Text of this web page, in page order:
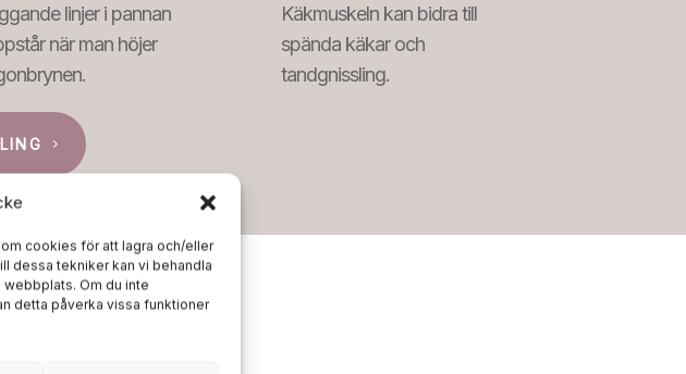
cookies för att lagra och/eller
dessa tekniker kan vi behandla
Om du inte
detta påverka vissa funktioner
linjer i pannan
när man höjer
Käkmuskeln kan bidra till
spända käkar och
tandgnissling.